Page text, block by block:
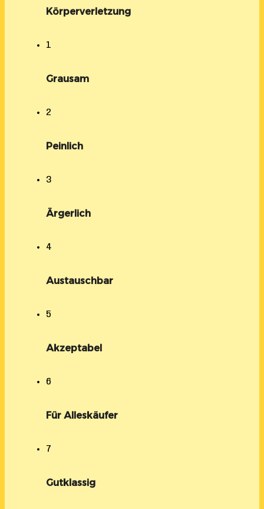
Körperverletzung
1
Grausam
2
Peinlich
3
Ärgerlich
4
Austauschbar
5
Akzeptabel
6
Für Alleskäufer
7
Gutklassig